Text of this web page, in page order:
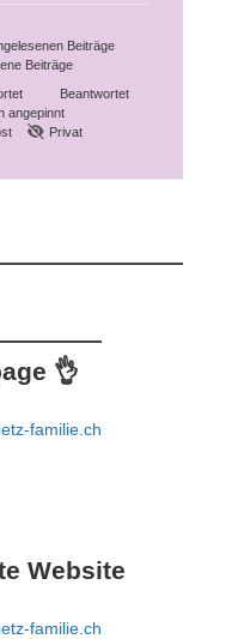
Beiträge
Beiträge
Beantwortet
angepinnt
Privat
👌
familie.ch
Website
familie.ch